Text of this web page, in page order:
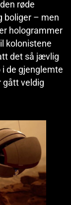
røde
boliger – men
hologrammer
kolonistene
det så jævlig
de gjenglemte
gått veldig